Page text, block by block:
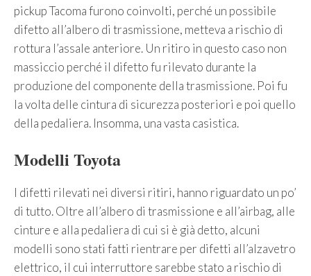
pickup Tacoma furono coinvolti, perché un possibile
difetto all’albero di trasmissione, metteva a rischio di
rottura l’assale anteriore. Un ritiro in questo caso non
massiccio perché il difetto fu rilevato durante la
produzione del componente della trasmissione. Poi fu
la volta delle cintura di sicurezza posteriori e poi quello
della pedaliera. Insomma, una vasta casistica.
Modelli Toyota
I difetti rilevati nei diversi ritiri, hanno riguardato un po’
di tutto. Oltre all’albero di trasmissione e all’airbag, alle
cinture e alla pedaliera di cui si è già detto, alcuni
modelli sono stati fatti rientrare per difetti all’alzavetro
elettrico, il cui interruttore sarebbe stato a rischio di